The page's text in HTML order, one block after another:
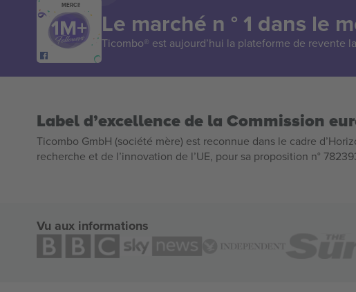
MERCI!
Le marché n ° 1 dans le
Ticombo® est aujourd’hui la plateforme de revente
Label d’excellence de la Commission
Ticombo GmbH (société mère) est reconnue dans le cadre
recherche et de l’innovation de l’UE, pour sa proposition n°
Vu aux informations